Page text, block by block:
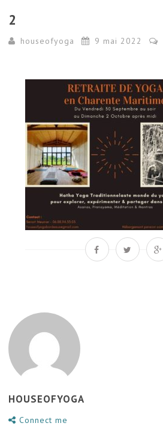
2
houseofyoga 9 mai 2022
HOUSEOFYOGA
Connect me